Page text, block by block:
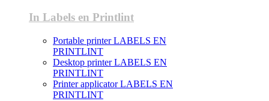
In Labels en Printlint
Portable printer LABELS EN
PRINTLINT
Desktop printer LABELS EN
PRINTLINT
Printer applicator LABELS EN
PRINTLINT